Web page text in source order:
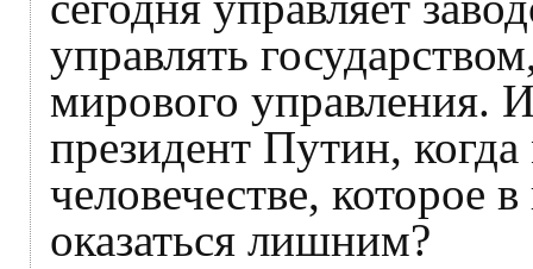
управлять
мирового управления.
президент Путин,
человечестве, которое
оказаться лишним?